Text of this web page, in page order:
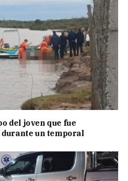
del joven que fue
un temporal